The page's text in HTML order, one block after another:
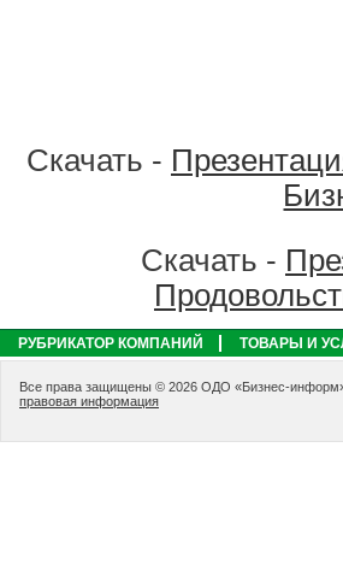
Скачать -
Скачать -
РУБРИКАТОР КОМПАНИЙ ТОВАРЫ И
Все права защищены © 2026 ОДО «Бизнес-
правовая информация